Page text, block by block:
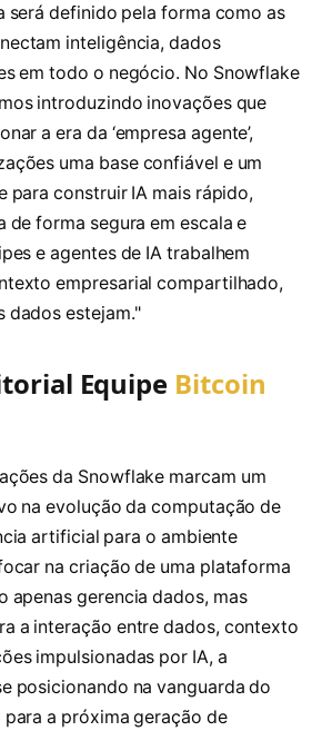
será definido pela forma como as
inteligência, dados
em todo o negócio. No Snowflake
introduzindo inovações que
a era da ‘empresa agente’,
uma base confiável e um
para construir IA mais rápido,
de forma segura em escala e
e agentes de IA trabalhem
empresarial compartilhado,
dados estejam."
Equipe Bitcoin
da Snowflake marcam um
na evolução da computação de
artificial para o ambiente
na criação de uma plataforma
apenas gerencia dados, mas
a interação entre dados, contexto
impulsionadas por IA, a
posicionando na vanguarda do
para a próxima geração de